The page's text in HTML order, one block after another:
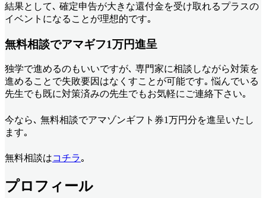
結果として､ 確定申告が大きな還付金を受け取れるプラスの
イベントになることが理想的です｡
無料相談でアマギフ1万円進呈
独学で進めるのもいいですが､ 専門家に相談しながら対策を
進めることで失敗要因はなくすことが可能です｡ 悩んでいる
先生でも既に対策済みの先生でもお気軽にご連絡下さい｡
今なら､ 無料相談でアマゾンギフト券1万円分を進呈いたし
ます｡
無料相談はコチラ｡
プロフィール